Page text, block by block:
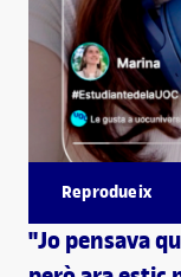
Reprodueix
"Jo pensava